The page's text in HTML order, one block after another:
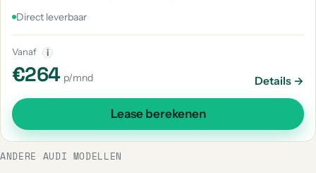
Direct leverbaar
Vanaf i
€264 p/mnd Details →
Lease berekenen
ANDERE AUDI MODELLEN